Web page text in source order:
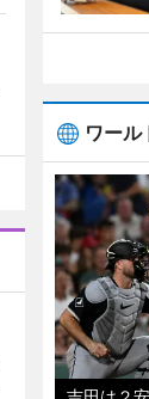
ワール